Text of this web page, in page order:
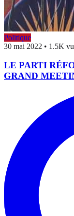
Politique
30 mai 2022 • 1.5K
LE PARTI
GRAND